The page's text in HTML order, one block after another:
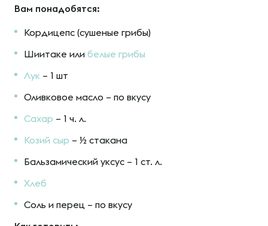
Вам понадобятся:
Кордицепс (сушеные грибы)
Шиитаке или белые грибы
Лук – 1 шт
Оливковое масло – по вкусу
Сахар – 1 ч. л.
Козий сыр – ½ стакана
Бальзамический уксус – 1 ст. л.
Хлеб
Соль и перец – по вкусу